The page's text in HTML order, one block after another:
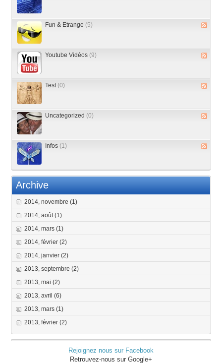
Fun & Etrange (5)
Youtube Vidéos (9)
Test (0)
Uncategorized (0)
Infos (1)
Archive
2014, novembre(1)
2014, août(1)
2014, mars(1)
2014, février(2)
2014, janvier(2)
2013, septembre(2)
2013, mai(2)
2013, avril(6)
2013, mars(1)
2013, février(2)
Rejoignez nous sur Facebook
Retrouvez-nous sur Google+